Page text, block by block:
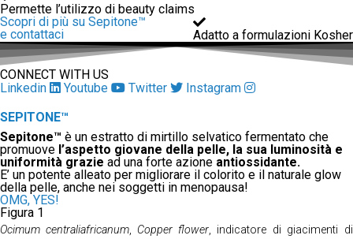
Permette l’utilizzo di beauty claims
Adatto a formulazioni Kosher
Scopri di più su Sepitone™
e contattaci
CONNECT WITH US
Linkedin
Youtube Twitter
Instagram
SEPITONE™
Sepitone™ è un estratto di mirtillo selvatico fermentato che
promuove l’aspetto giovane della pelle, la sua luminosità e
uniformità grazie ad una forte azione antiossidante.
E’ un potente alleato per migliorare il colorito e il naturale glow
della pelle, anche nei soggetti in menopausa!
OMG, YES!
Figura 1
Ocimum centraliafricanum, Copper flower, indicatore di giacimenti di